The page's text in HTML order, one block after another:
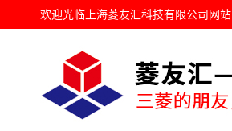
欢迎光临 上海菱友汇科技有限公司网站